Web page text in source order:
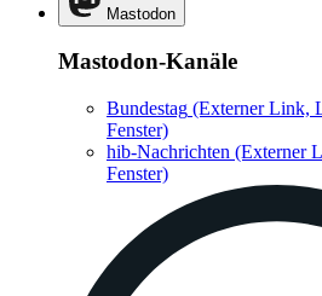
Mastodon
Mastodon-Kanäle
Bundestag (Externer Link,
Fenster)
hib-Nachrichten (Externer
Fenster)